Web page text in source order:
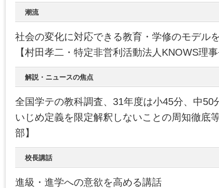
潮流
社会の変化に対応できる教育・学修のモデル
【村田孝二・特定非営利活動法人KNOWS理
解説・ニュースの焦点
全国学テの教科調査、31年度は小45分、中50
いじめ定義を限定解釈しないことの周知徹底
部】
校長講話
進級・進学への意欲を高める講話